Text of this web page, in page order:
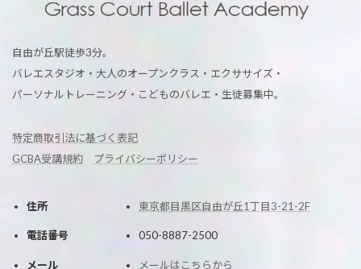
自由が丘駅徒歩3分。
バレエスタジオ・大人のオープンクラス・エクササイズ・
パーソナルトレーニング・こどものバレエ・生徒募集中。
特定商取引法に基づく表記
GCBA受講規約
プライバシーポリシー
住所
電話番号
メール
東京都目黒区自由が丘1丁目3-21-2F
050-8887-2500
メールはこちらから